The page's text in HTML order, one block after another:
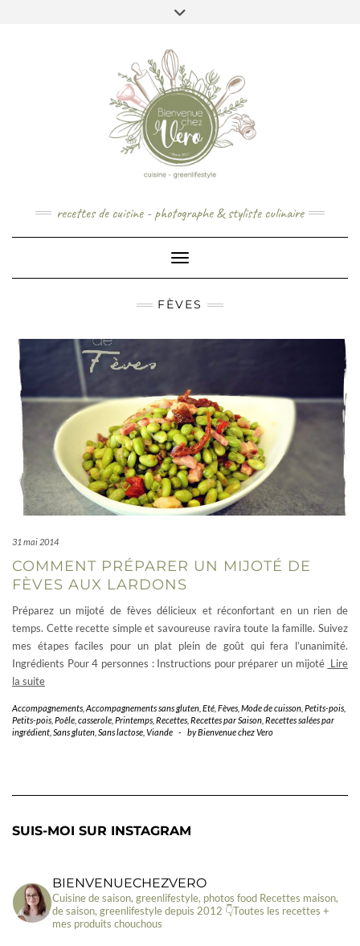
recettes de cuisine - photographe & styliste culinaire
Toggle Navigation
FÈVES
31 mai 2014
COMMENT PRÉPARER UN MIJOTÉ DE
FÈVES AUX LARDONS
Préparez un mijoté de fèves délicieux et réconfortant en un rien de
temps. Cette recette simple et savoureuse ravira toute la famille. Suivez
mes étapes faciles pour un plat plein de goût qui fera l’unanimité.
Ingrédients Pour 4 personnes : Instructions pour préparer un mijoté Lire
la suite
Accompagnements Accompagnements sans gluten Eté Fèves Mode de cuisson Petits-pois
Petits-pois Poêle, casserole Printemps Recettes Recettes par Saison Recettes salées par
ingrédient Sans gluten Sans lactose Viande - byBienvenue chez Vero
SUIS-MOI SUR INSTAGRAM
BIENVENUECHEZVERO
Cuisine de saison, greenlifestyle, photos food Recettes maison,
de saison, greenlifestyle depuis 2012 👇Toutes les recettes +
mes produits chouchous